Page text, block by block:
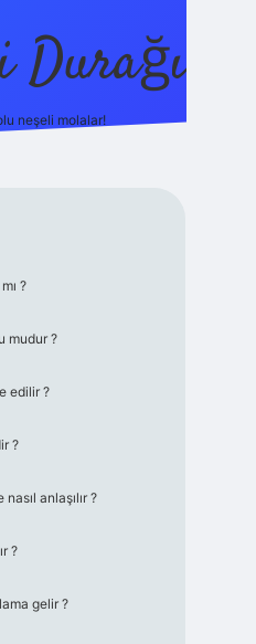
Durağı
neşeli molalar!
?
mudur ?
edilir ?
?
anlaşılır ?
?
gelir ?